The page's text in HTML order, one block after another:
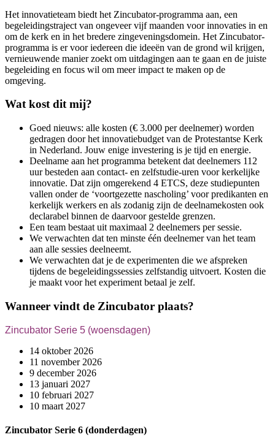
Het innovatieteam biedt het Zincubator-programma aan, een
begeleidingstraject van ongeveer vijf maanden voor innovaties in en
om de kerk en in het bredere zingeveningsdomein. Het Zincubator-
programma is er voor iedereen die ideeën van de grond wil krijgen,
vernieuwende manier zoekt om uitdagingen aan te gaan en de juiste
begeleiding en focus wil om meer impact te maken op de
omgeving.
Wat kost dit mij?
Goed nieuws: alle kosten (€ 3.000 per deelnemer) worden
gedragen door het innovatiebudget van de Protestantse Kerk
in Nederland. Jouw enige investering is je tijd en energie.
Deelname aan het programma betekent dat deelnemers 112
uur besteden aan contact- en zelfstudie-uren voor kerkelijke
innovatie. Dat zijn omgerekend 4 ETCS, deze studiepunten
vallen onder de ‘voortgezette nascholing’ voor predikanten en
kerkelijk werkers en als zodanig zijn de deelnamekosten ook
declarabel binnen de daarvoor gestelde grenzen.
Een team bestaat uit maximaal 2 deelnemers per sessie.
We verwachten dat ten minste één deelnemer van het team
aan alle sessies deelneemt.
We verwachten dat je de experimenten die we afspreken
tijdens de begeleidingssessies zelfstandig uitvoert. Kosten die
je maakt voor het experiment betaal je zelf.
Wanneer vindt de Zincubator plaats?
Zincubator Serie 5 (woensdagen)
14 oktober 2026
11 november 2026
9 december 2026
13 januari 2027
10 februari 2027
10 maart 2027
Zincubator Serie 6 (donderdagen)